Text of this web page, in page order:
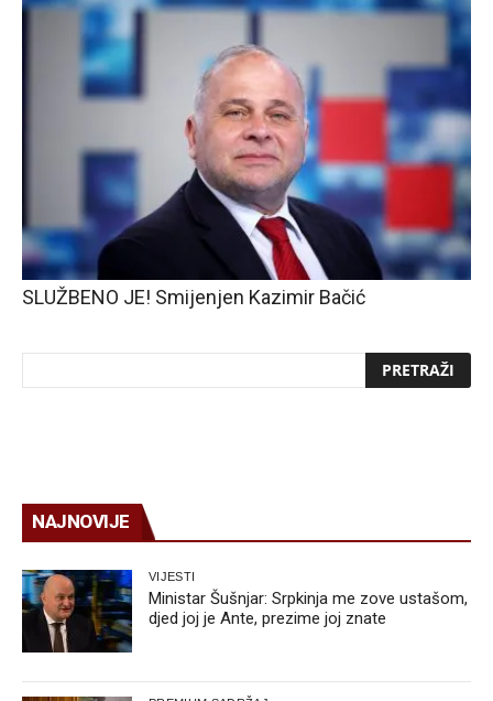
SLUŽBENO JE! Smijenjen Kazimir Bačić
NAJNOVIJE
VIJESTI
Ministar Šušnjar: Srpkinja me zove ustašom,
djed joj je Ante, prezime joj znate